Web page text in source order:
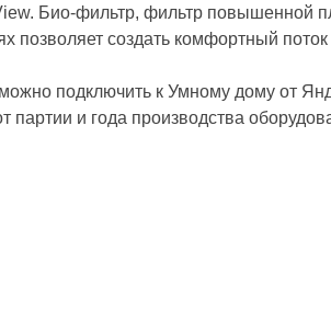
Био-фильтр, фильтр повышенной
позволяет создать комфортный
подключить к Умному дому от
и года производства